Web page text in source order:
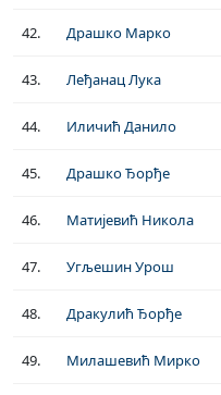
42. Драшко Марко
43. Леђанац Лука
44. Иличић Данило
45. Драшко Ђорђе
46. Матијевић Никола
47. Угљешин Урош
48. Дракулић Ђорђе
49. Милашевић Мирко